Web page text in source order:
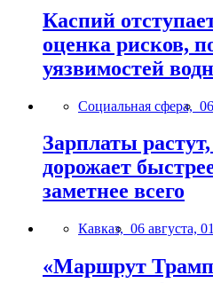
Каспий
оценка рисков,
уязвимостей
Социальная сфера,
Зарплаты
дорожает
заметнее всего
Кавказ, 06 августа,
«Маршрут